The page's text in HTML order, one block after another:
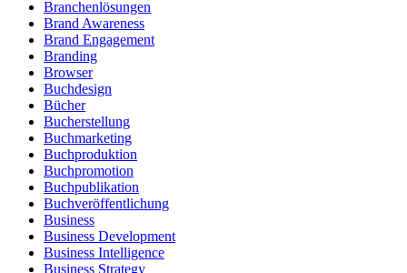
Branchenlösungen
Brand Awareness
Brand Engagement
Branding
Browser
Buchdesign
Bücher
Bucherstellung
Buchmarketing
Buchproduktion
Buchpromotion
Buchpublikation
Buchveröffentlichung
Business
Business Development
Business Intelligence
Business Strategy